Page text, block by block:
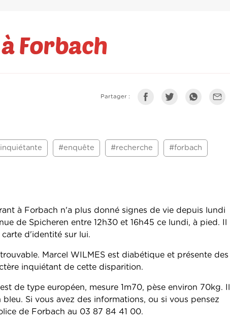
Forbach
Partager :
#enquête #recherche #forbach
à Forbach n'a plus donné signes de vie depuis lundi
de Spicheren entre 12h30 et 16h45 ce lundi, à pied. Il
d'identité sur lui.
Marcel WILMES est diabétique et présente des
inquiétant de cette disparition.
de type européen, mesure 1m70, pèse environ 70kg. Il
Si vous avez des informations, ou si vous pensez
de Forbach au 03 87 84 41 00.